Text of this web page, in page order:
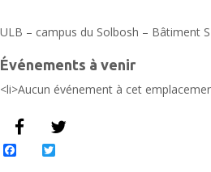
ULB – campus du Solbosh – Bâtiment
Événements à venir
<li>Aucun événement à cet
Facebook